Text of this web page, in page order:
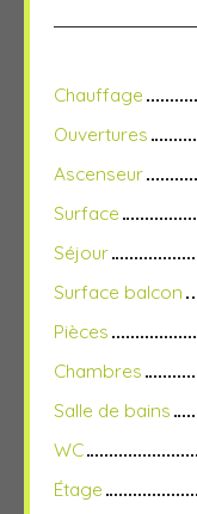
Chauffage
Ouvertures
Ascenseur
Surface
Séjour
Surface balcon
Pièces
Chambres
Salle de bains
WC
Étage